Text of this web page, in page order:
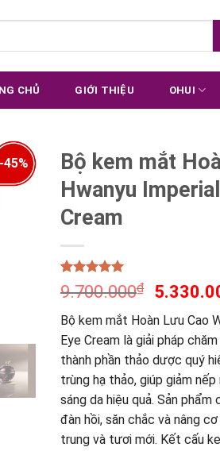
CHỦ GIỚI THIỆU OHUI
-45%
Bộ kem mắt
Hwanyu
Cream
Rated5.00
out of 5
1
customer
rating
9.700.000₫
Bộ kem mắt Hoàn Lưu Cao
Eye Cream là giải pháp
thành phần thảo dược quý
trùng hạ thảo, giúp giảm
sáng da hiệu quả. Sản
đàn hồi, săn chắc và nâng
trung và tươi mới. Kết cấu